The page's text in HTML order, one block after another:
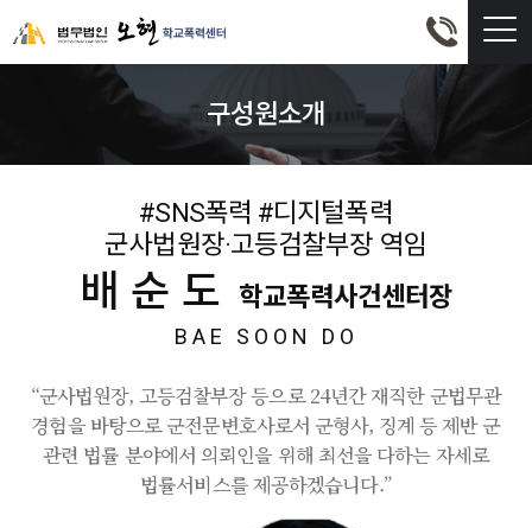
구성원소개
#SNS폭력 #디지털폭력
군사법원장·고등검찰부장 역임
배순도 학교폭력사건센터장
BAE SOON DO
“군사법원장, 고등검찰부장 등으로 24년간 재직한 군법무관
경험을 바탕으로 군전문변호사로서 군형사, 징계 등 제반 군
관련 법률 분야에서 의뢰인을 위해 최선을 다하는 자세로
법률서비스를 제공하겠습니다.”